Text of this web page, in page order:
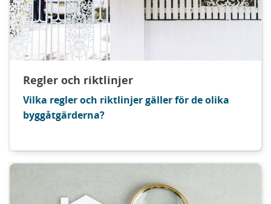
Regler och riktlinjer
Vilka regler och riktlinjer gäller för de olika
byggåtgärderna?